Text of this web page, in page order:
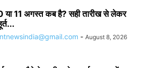
या 11 अगस्त कब है? सही तारीख से लेकर
- August 8, 2026